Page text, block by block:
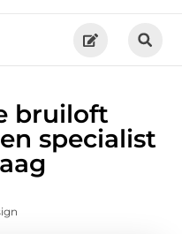
bruiloft
specialist